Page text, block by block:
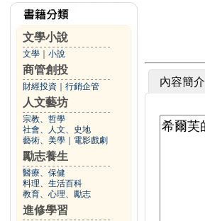
文學小說
文學 小說
商管創投
財經投資 行銷企管
人文藝坊
宗教、哲學
社會、人文、史地
藝術、美學
電影戲劇
勵志養生
醫療、保健
料理、生活百科
教育、心理、勵志
進修學習
內容簡介